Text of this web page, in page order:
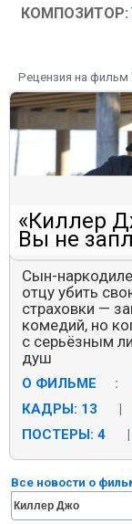
КОМПОЗИТОР:
Рецензия на
«Киллер
Вы не
Сын-
отцу убить
страховки —
комедий, но
с серьёзным
душ
О ФИЛЬМЕ :
КАДРЫ: 13
ПОСТЕРЫ: 4
Все новости о